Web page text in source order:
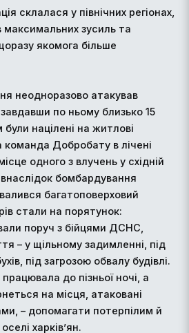
склалася у північних регіонах,
зусиль та
якомога більше
неодноразово атакував
завдавши по ньому близько 15
були націлені на житлові
команда Добробату в лічені
одного з влучень у східній
бомбардування
багатоповерховий
стали на порятунок:
поруч з бійцями ДСНС,
– у щільному задимленні, під
під загрозою обвалу будівлі.
до пізньої ночі, а
на місця, атаковані
– допомагати потерпілим й
харків’ян.